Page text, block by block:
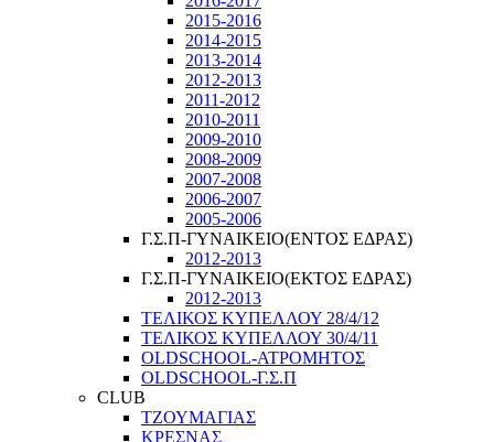
2015-2016
2014-2015
2013-2014
2012-2013
2011-2012
2010-2011
2009-2010
2008-2009
2007-2008
2006-2007
2005-2006
Γ.Σ.Π-ΓΥΝΑΙΚΕΙΟ(ΕΝΤΟΣ ΕΔΡΑΣ)
2012-2013
Γ.Σ.Π-ΓΥΝΑΙΚΕΙΟ(ΕΚΤΟΣ ΕΔΡΑΣ)
2012-2013
ΤΕΛΙΚΟΣ ΚΥΠΕΛΛΟΥ 28/4/12
ΤΕΛΙΚΟΣ ΚΥΠΕΛΛΟΥ 30/4/11
OLDSCHOOL-ΑΤΡΟΜΗΤΟΣ
OLDSCHOOL-Γ.Σ.Π
CLUB
ΤΖΟΥΜΑΓΙΑΣ
ΚΡΕΣΝΑΣ